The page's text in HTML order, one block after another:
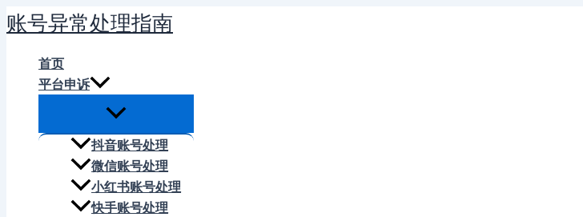
跳
至
账号异常处理指南
首页
平台申诉
抖音账号处理
微信账号处理
小红书账号处理
快手账号处理